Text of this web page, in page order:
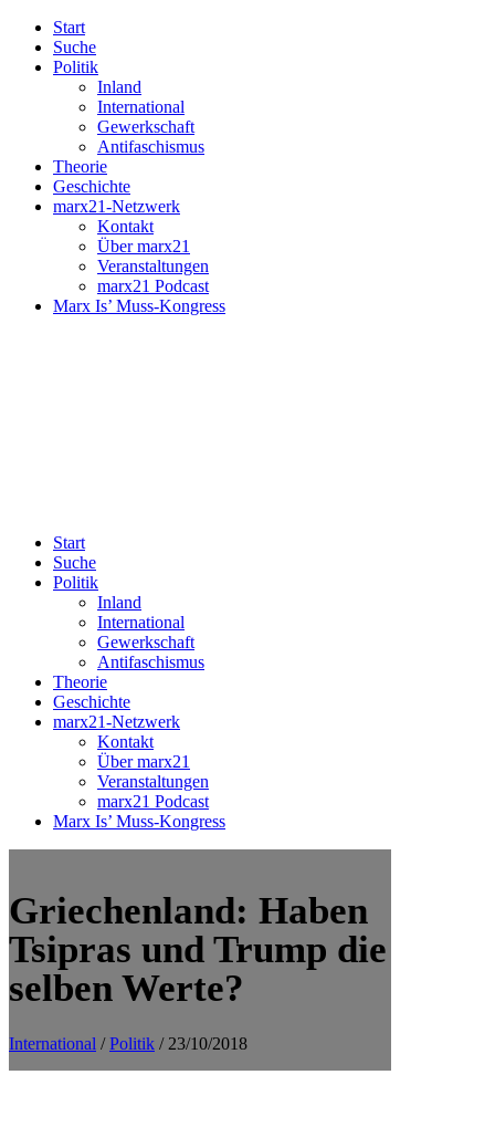
Start
Suche
Politik
Inland
International
Gewerkschaft
Antifaschismus
Theorie
Geschichte
marx21-Netzwerk
Kontakt
Über marx21
Veranstaltungen
marx21 Podcast
Marx Is’ Muss-Kongress
Start
Suche
Politik
Inland
International
Gewerkschaft
Antifaschismus
Theorie
Geschichte
marx21-Netzwerk
Kontakt
Über marx21
Veranstaltungen
marx21 Podcast
Marx Is’ Muss-Kongress
Griechenland: Haben
Tsipras und Trump die
selben Werte?
International /Politik / 23/10/2018